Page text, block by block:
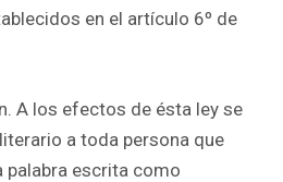
en el artículo 6º de
A los efectos de ésta ley se
a toda persona que
palabra escrita como